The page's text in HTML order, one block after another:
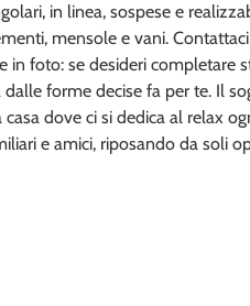
in linea, sospese e
mensole e vani.
in foto: se desideri completare
forme decise fa per te. Il
dove ci si dedica al relax
e amici, riposando da soli